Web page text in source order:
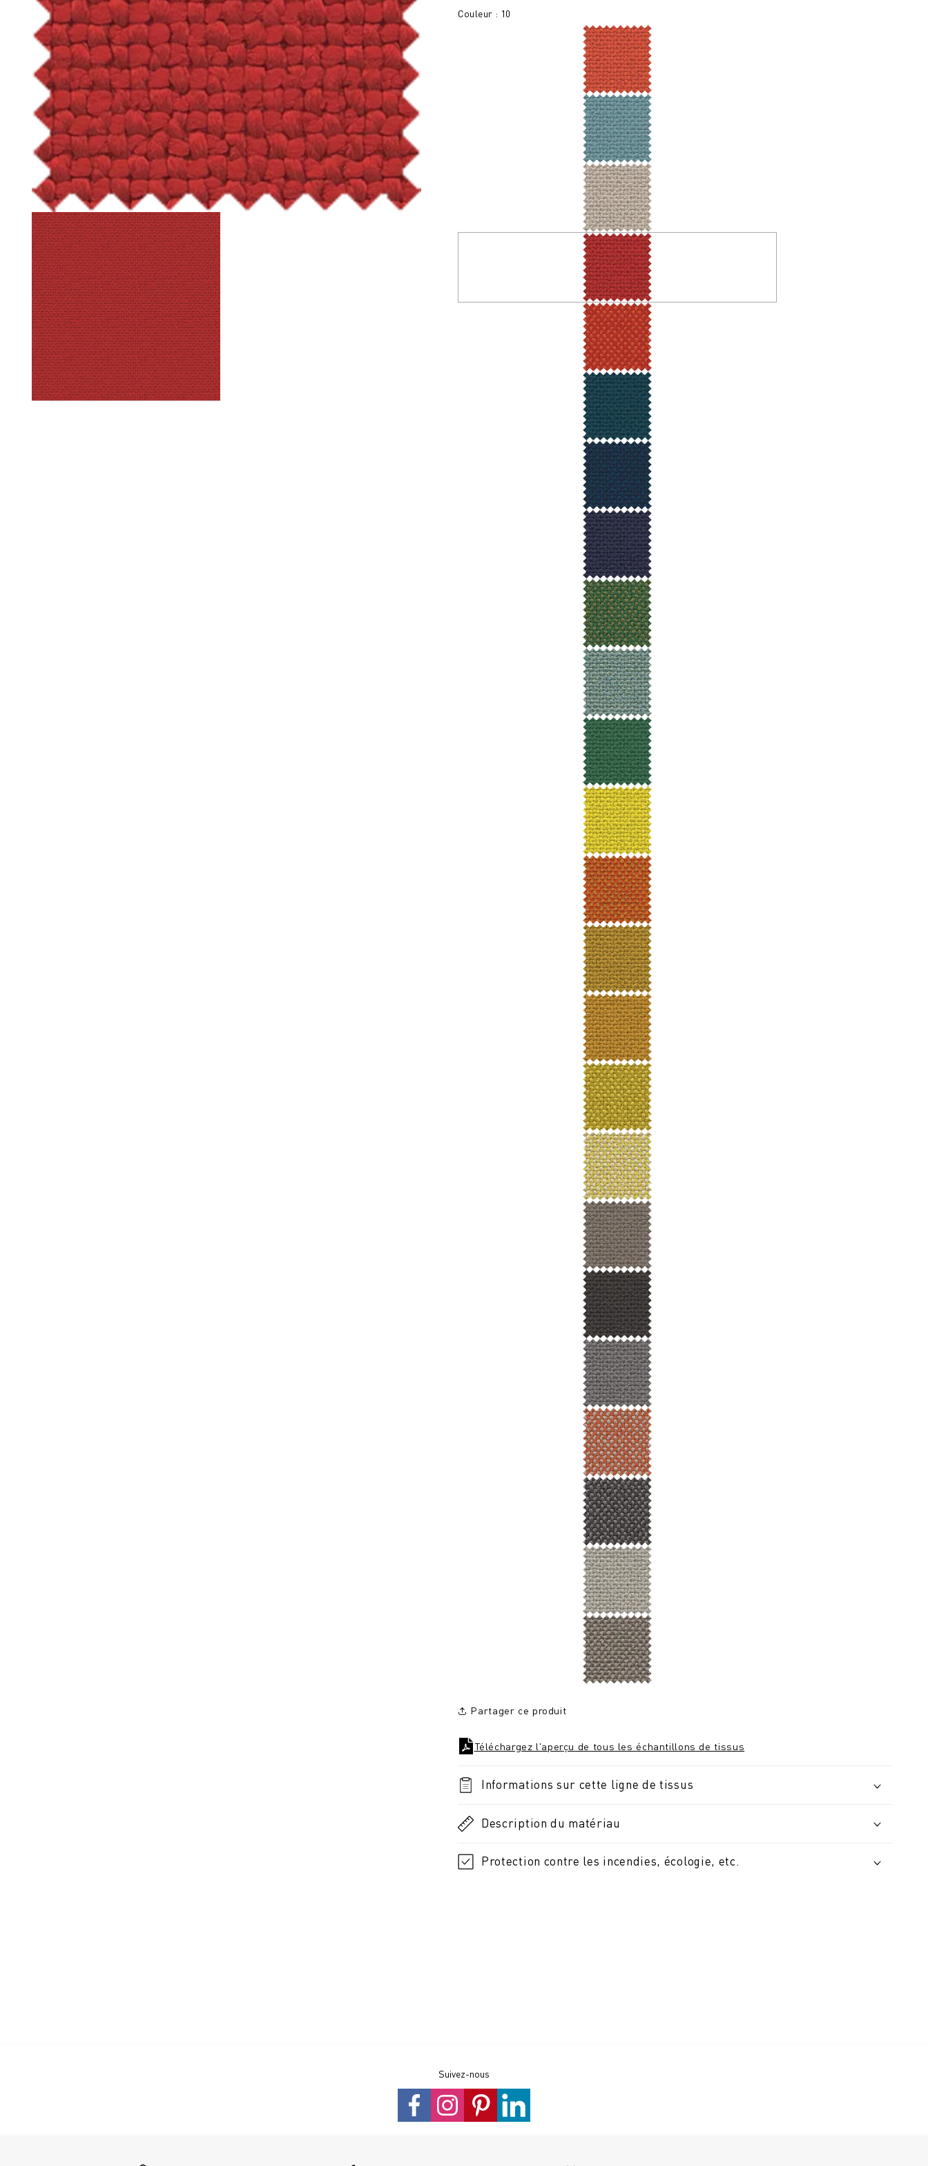
Couleur : 10
Partager ce produit
Téléchargez l'aperçu de tous les échantillons de tissus
Informations sur cette ligne de tissus
Description du matériau
Protection contre les incendies, écologie, etc.
Suivez-nous